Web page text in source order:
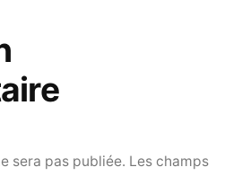
sera pas publiée. Les champs